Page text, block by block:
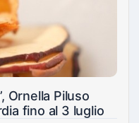
Ornella Piluso
fino al 3 luglio